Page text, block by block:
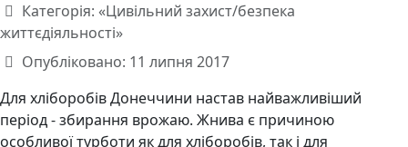
Категорія: «Цивільний захист/безпека
життєдіяльності»
Опубліковано: 11 липня 2017
Для хліборобів Донеччини настав найважливіший
період - збирання врожаю. Жнива є причиною
особливої турботи як для хліборобів, так і для